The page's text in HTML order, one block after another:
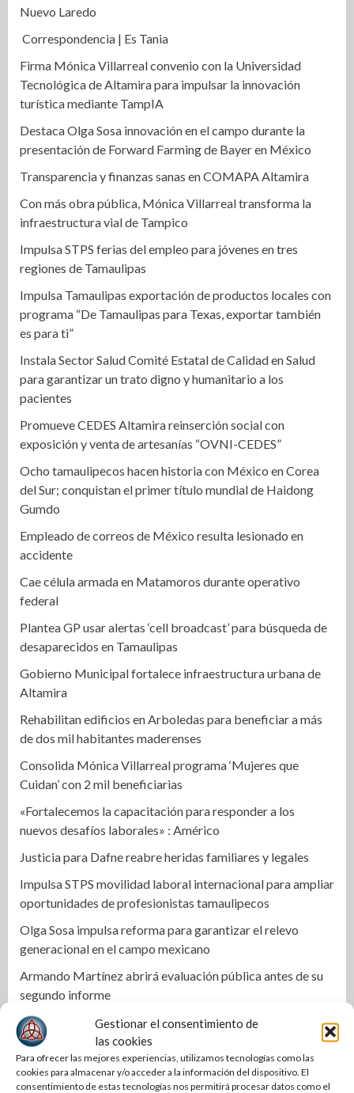
Gestionar el consentimiento de
las cookies
Para ofrecer las mejores experiencias, utilizamos tecnologías como las
cookies para almacenar y/o acceder a la información del dispositivo. El
consentimiento de estas tecnologías nos permitirá procesar datos como el
Nuevo Laredo
Correspondencia | Es Tania
Firma Mónica Villarreal convenio con la Universidad
Tecnológica de Altamira para impulsar la innovación
turística mediante TampIA
Destaca Olga Sosa innovación en el campo durante la
presentación de Forward Farming de Bayer en México
Transparencia y finanzas sanas en COMAPA Altamira
Con más obra pública, Mónica Villarreal transforma la
infraestructura vial de Tampico
Impulsa STPS ferias del empleo para jóvenes en tres
regiones de Tamaulipas
Impulsa Tamaulipas exportación de productos locales con
programa “De Tamaulipas para Texas, exportar también
es para ti”
Instala Sector Salud Comité Estatal de Calidad en Salud
para garantizar un trato digno y humanitario a los
pacientes
Promueve CEDES Altamira reinserción social con
exposición y venta de artesanías “OVNI-CEDES”
Ocho tamaulipecos hacen historia con México en Corea
del Sur; conquistan el primer título mundial de Haidong
Gumdo
Empleado de correos de México resulta lesionado en
accidente
Cae célula armada en Matamoros durante operativo
federal
Plantea GP usar alertas ‘cell broadcast’ para búsqueda de
desaparecidos en Tamaulipas
Gobierno Municipal fortalece infraestructura urbana de
Altamira
Rehabilitan edificios en Arboledas para beneficiar a más
de dos mil habitantes maderenses
Consolida Mónica Villarreal programa ‘Mujeres que
Cuidan’ con 2 mil beneficiarias
«Fortalecemos la capacitación para responder a los
nuevos desafíos laborales» : Américo
Justicia para Dafne reabre heridas familiares y legales
Impulsa STPS movilidad laboral internacional para ampliar
oportunidades de profesionistas tamaulipecos
Olga Sosa impulsa reforma para garantizar el relevo
generacional en el campo mexicano
Armando Martínez abrirá evaluación pública antes de su
segundo informe
Altamira mantiene estrategia de seguridad pese al relevo
estatal
Una Tras Otra | Colosio va por Sonora, Adrián por Nuevo
León